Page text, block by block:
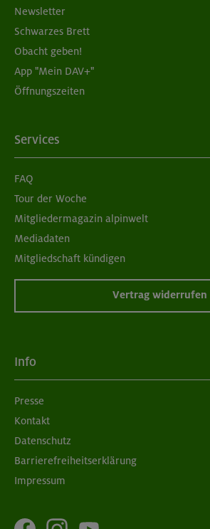
Newsletter
Schwarzes Brett
Obacht geben!
App "Mein DAV+"
Öffnungszeiten
Services
FAQ
Tour der Woche
Mitgliedermagazin alpinwelt
Mediadaten
Mitgliedschaft kündigen
Vertrag widerrufen
Info
Presse
Kontakt
Datenschutz
Barrierefreiheitserklärung
Impressum